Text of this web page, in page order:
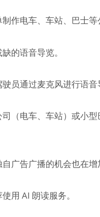
作电车、车站、巴士等
的语音导览。
员通过麦克风进行语
（电车、车站）或小
广告广播的机会也在增
用 AI 朗读服务。